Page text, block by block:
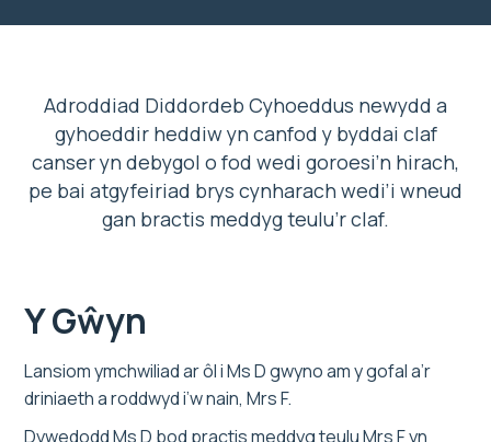
Adroddiad Diddordeb Cyhoeddus newydd a
gyhoeddir heddiw yn canfod y byddai claf
canser yn debygol o fod wedi goroesi’n hirach,
pe bai atgyfeiriad brys cynharach wedi’i wneud
gan bractis meddyg teulu’r claf.
Y Gŵyn
Lansiom ymchwiliad ar ôl i Ms D gwyno am y gofal a’r
driniaeth a roddwyd i’w nain, Mrs F.
Dywedodd Ms D bod practis meddyg teulu Mrs F yn